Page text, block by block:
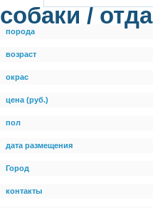
cобаки /
порода
возраст
окрас
цена (руб.)
пол
дата размещения
Город
контакты